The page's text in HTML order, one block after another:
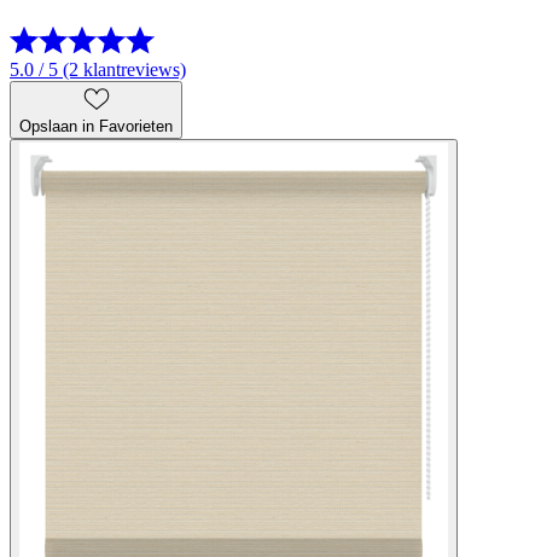
5.0 / 5 (2 klantreviews)
Opslaan in Favorieten